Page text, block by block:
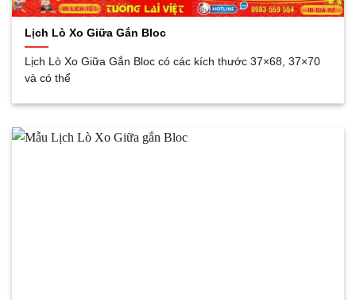
Lịch Lò Xo Giữa Gắn Bloc
Lịch Lò Xo Giữa Gắn Bloc có các kích thước 37×68, 37×70
và có thể